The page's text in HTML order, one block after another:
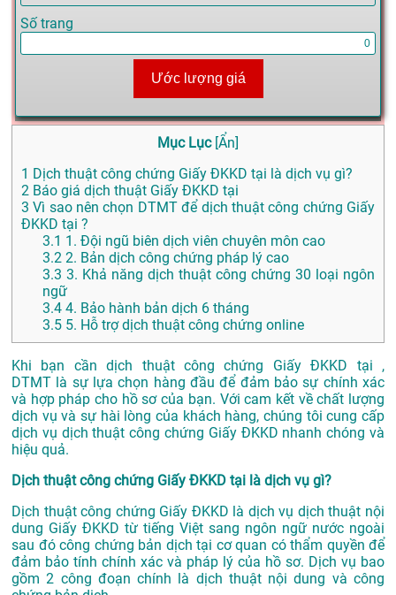
Số trang
Ước lượng giá
Mục Lục [Ẩn]
1 Dịch thuật công chứng Giấy ĐKKD tại là dịch vụ gì?
2 Báo giá dịch thuật Giấy ĐKKD tại
3 Vì sao nên chọn DTMT để dịch thuật công chứng Giấy
ĐKKD tại ?
3.1 1. Đội ngũ biên dịch viên chuyên môn cao
3.2 2. Bản dịch công chứng pháp lý cao
3.3 3. Khả năng dịch thuật công chứng 30 loại ngôn
ngữ
3.4 4. Bảo hành bản dịch 6 tháng
3.5 5. Hỗ trợ dịch thuật công chứng online
Khi bạn cần dịch thuật công chứng Giấy ĐKKD tại ,
DTMT là sự lựa chọn hàng đầu để đảm bảo sự chính xác
và hợp pháp cho hồ sơ của bạn. Với cam kết về chất lượng
dịch vụ và sự hài lòng của khách hàng, chúng tôi cung cấp
dịch vụ dịch thuật công chứng Giấy ĐKKD nhanh chóng và
hiệu quả.
Dịch thuật công chứng Giấy ĐKKD tại là dịch vụ gì?
Dịch thuật công chứng Giấy ĐKKD là dịch vụ dịch thuật nội
dung Giấy ĐKKD từ tiếng Việt sang ngôn ngữ nước ngoài
sau đó công chứng bản dịch tại cơ quan có thẩm quyền để
đảm bảo tính chính xác và pháp lý của hồ sơ. Dịch vụ bao
gồm 2 công đoạn chính là dịch thuật nội dung và công